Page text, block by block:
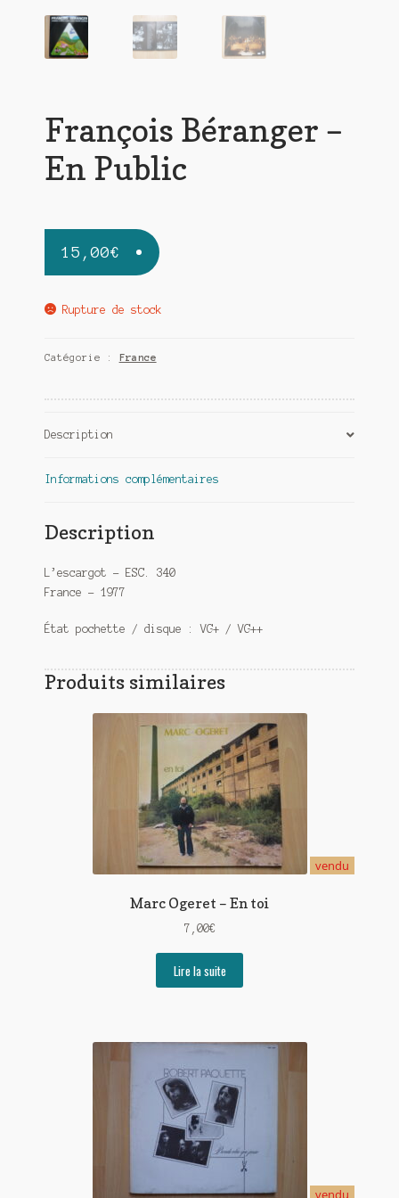
François Béranger –
En Public
15,00€
Rupture de stock
Catégorie : France
Description
Informations complémentaires
Description
L’escargot – ESC. 340
France – 1977
État pochette / disque : VG+ / VG++
Produits similaires
vendu
Marc Ogeret – En toi
7,00€
Lire la suite